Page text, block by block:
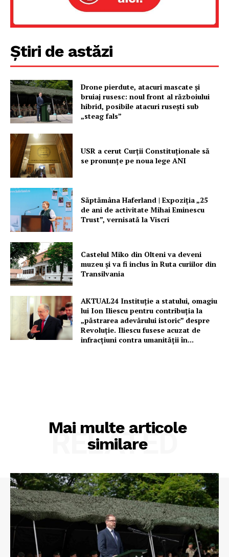
Un proiect
FREEDOM HOUSE ROMÂNIA
PRESShub
Despre noi / Echipa
Proiecte editoriale
Rețea
Contact
Știri de astăzi
Drone pierdute, atacuri mascate și
bruiaj rusesc: noul front al războiului
hibrid, posibile atacuri rusești sub
„steag fals”
USR a cerut Curții Constituționale să
se pronunțe pe noua lege ANI
Săptămâna Haferland | Expoziţia „25
de ani de activitate Mihai Eminescu
Trust”, vernisată la Viscri
Castelul Miko din Olteni va deveni
muzeu şi va fi inclus în Ruta curiilor din
Transilvania
AKTUAL24 Instituție a statului, omagiu
lui Ion Iliescu pentru contribuția la
„păstrarea adevărului istoric” despre
Revoluție. Iliescu fusese acuzat de
infracțiuni contra umanității în...
Mai multe articole
similare
RELATED